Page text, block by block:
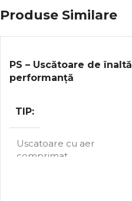
Produse Similare
PS – Uscătoare de înaltă
performanță
TIP
Uscatoare cu aer
comprimat